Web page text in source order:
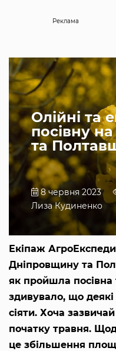
Олійні та
посівну
та
8 червня 2023
Лиза Кудиненко
Екіпаж
Дніпровщину та
як пройшла посівна
здивувало, що
сіяти. Хоча
початку травня.
це збільшення
Реклама